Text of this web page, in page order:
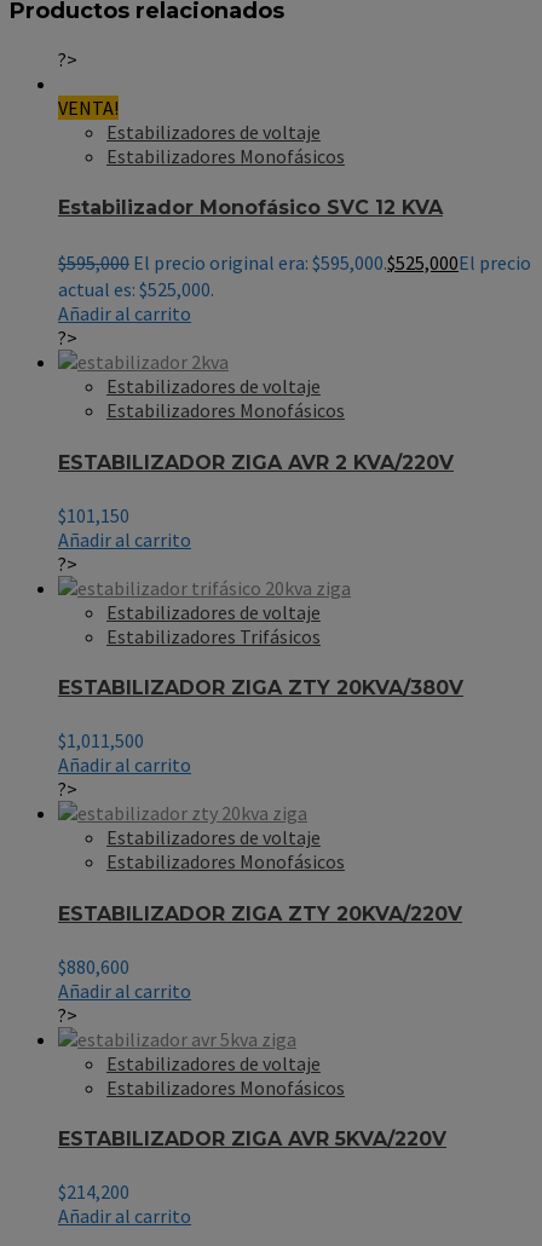
Productos relacionados
?>
VENTA!
Estabilizadores de voltaje
Estabilizadores Monofásicos
Estabilizador Monofásico SVC 12 KVA
$595,000 El precio original era: $595,000.$525,000El precio
actual es: $525,000.
Añadir al carrito
?>
Estabilizadores de voltaje
Estabilizadores Monofásicos
ESTABILIZADOR ZIGA AVR 2 KVA/220V
$101,150
Añadir al carrito
?>
Estabilizadores de voltaje
Estabilizadores Trifásicos
ESTABILIZADOR ZIGA ZTY 20KVA/380V
$1,011,500
Añadir al carrito
?>
Estabilizadores de voltaje
Estabilizadores Monofásicos
ESTABILIZADOR ZIGA ZTY 20KVA/220V
$880,600
Añadir al carrito
?>
Estabilizadores de voltaje
Estabilizadores Monofásicos
ESTABILIZADOR ZIGA AVR 5KVA/220V
$214,200
Añadir al carrito